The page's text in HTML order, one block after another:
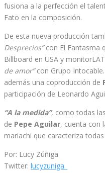
fusiona a la perfección el
Fato en la composición.
De esta nueva producción
Desprecios”con El Fantasma
Billboard en USA y
de amor”con Grupo Intocable.
además una coproducción de
participación de Leonardo
“A la medida”, como todas
de Pepe Aguilar, cuenta con
mariachi que caracteriza
Por: Lucy Zúñiga
Twitter: lucyzuniga_